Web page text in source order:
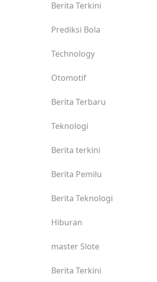
Berita Terkini
Prediksi Bola
Technology
Otomotif
Berita Terbaru
Teknologi
Berita terkini
Berita Pemilu
Berita Teknologi
Hiburan
master Slote
Berita Terkini